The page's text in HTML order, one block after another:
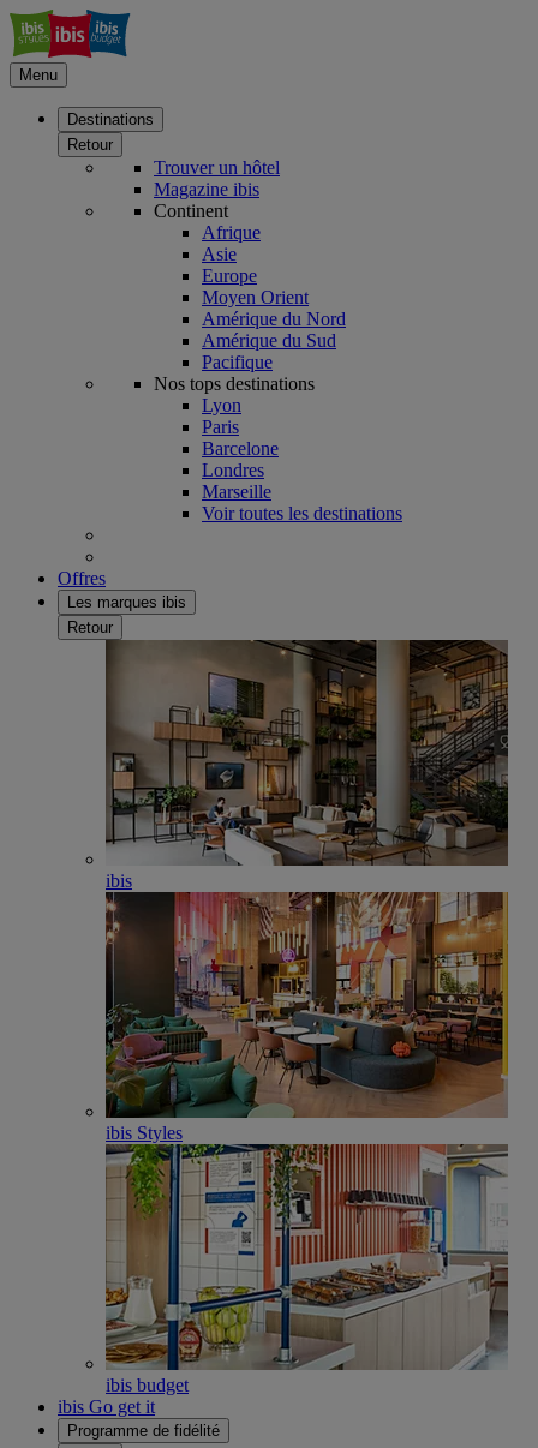
Menu
Destinations
Retour
Trouver un hôtel
Magazine ibis
Continent
Afrique
Asie
Europe
Moyen Orient
Amérique du Nord
Amérique du Sud
Pacifique
Nos tops destinations
Lyon
Paris
Barcelone
Londres
Marseille
Voir toutes les destinations
Offres
Les marques ibis
Retour
ibis
ibis Styles
ibis budget
ibis Go get it
Programme de fidélité